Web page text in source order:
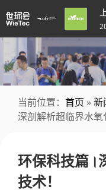
当前位置： 首页 »新
深剖解析超临界水氧
环保科技篇।
技术！